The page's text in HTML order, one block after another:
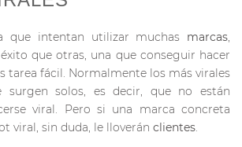
que intentan utilizar muchas marcas,
que otras, una que conseguir hacer
tarea fácil. Normalmente los más virales
surgen solos, es decir, que no están
viral. Pero si una marca concreta
viral, sin duda, le lloverán clientes.